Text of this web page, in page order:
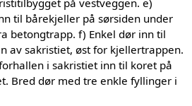
til bårekjeller på sørsiden under
betongtrapp. f) Enkel dør inn til
av sakristiet, øst for kjellertrappen.
i sakristiet inn til koret på
Bred dør med tre enkle fyllinger i